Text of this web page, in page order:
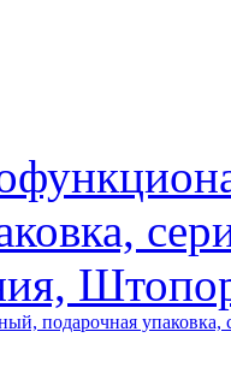
подарочная упаковка,